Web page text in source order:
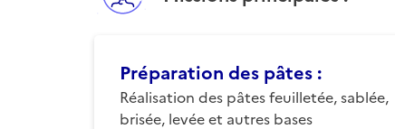
Préparation des pâtes :
Réalisation des pâtes feuilletée, sablée,
brisée, levée et autres bases